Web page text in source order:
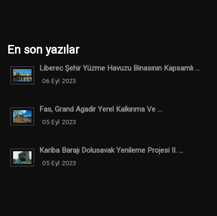
En son yazılar
Liberec Şehir Yüzme Havuzu Binasının Kapsamlı ...
06 Eyl 2023
Fas, Grand Agadir Yerel Kalkınma Ve ...
05 Eyl 2023
Kariba Barajı Dolusavak Yenileme Projesi II. ...
05 Eyl 2023